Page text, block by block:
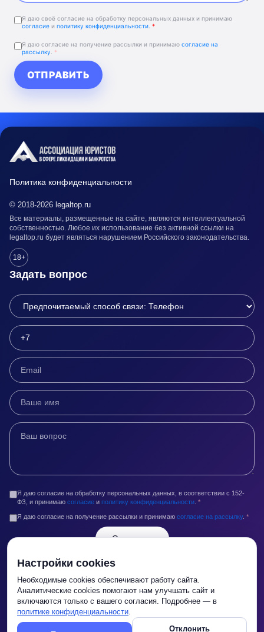
Я даю своё согласие на обработку персональных данных и принимаю
согласие и политику конфиденциальности *
Я даю согласие на получение рассылки и принимаю согласие на
рассылку
*
ОТПРАВИТЬ
Политика конфиденциальности
© 2018-2026 legaltop.ru
Все материалы, размещенные на сайте, являются интеллектуальной
собственностью. Любое их использование без активной ссылки на
legaltop.ru будет являться нарушением Российского законодательства.
18+
Задать вопрос
Я даю согласие на обработку персональных данных, в соответствии с 152-
ФЗ, и принимаю согласие и политику конфиденциальности *
Я даю согласие на получение рассылки и принимаю согласие на рассылку. *
Отправить
Контакты
info@legaltop.ru
+7 (495) 2014-014
г. Москва,Кропоткинский переулок, д. 4, стр. 2
Настройки cookies
Необходимые cookies обеспечивают работу сайта.
Аналитические cookies помогают нам улучшать сайт и
включаются только с вашего согласия. Подробнее — в
политике конфиденциальности.
Отклонить